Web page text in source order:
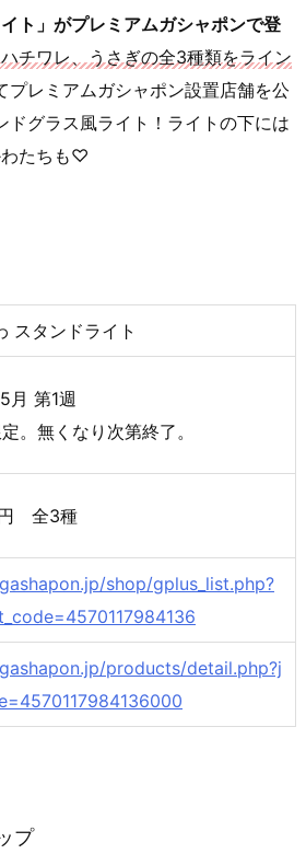
ト」がプレミアムガシャポンで登
チワレ、うさぎの全3種類をライン
プレミアムガシャポン設置店舗を公
ドグラス風ライト！ライトの下には
わたちも♡
スタンドライト
月 第1週
。無くなり次第終了。
全3種
shop/gplus_list.php?
products/detail.php?j
プ